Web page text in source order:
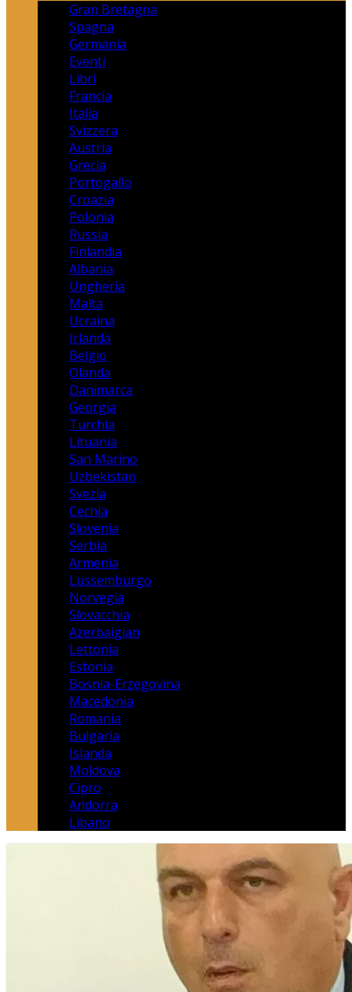
Gran Bretagna
Spagna
Germania
Eventi
Libri
Francia
Italia
Svizzera
Austria
Grecia
Portogallo
Croazia
Polonia
Russia
Finlandia
Albania
Ungheria
Malta
Ucraina
Irlanda
Belgio
Olanda
Danimarca
Georgia
Turchia
Lituania
San Marino
Uzbekistan
Svezia
Cechia
Slovenia
Serbia
Armenia
Lussemburgo
Norvegia
Slovacchia
Azerbaigian
Lettonia
Estonia
Bosnia-Erzegovina
Macedonia
Romania
Bulgaria
Islanda
Moldova
Cipro
Andorra
Libano